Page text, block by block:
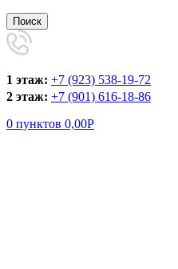
Поиск
1 этаж: +7 (923) 538-19-72
2 этаж: +7 (901) 616-18-86
0 пунктов 0,00Р